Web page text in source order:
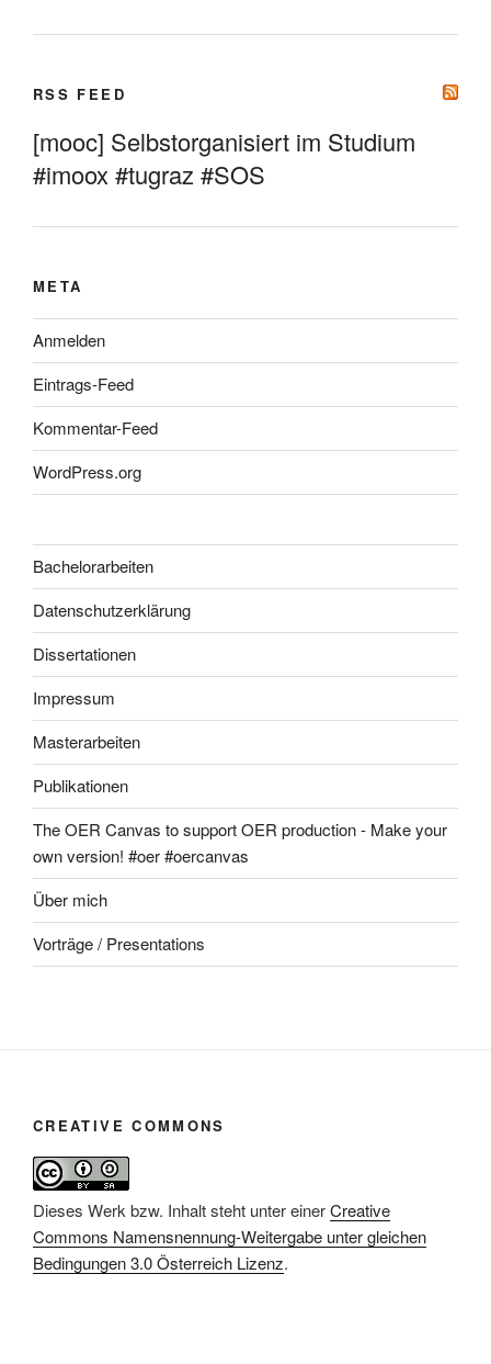
RSS FEED
[mooc] Selbstorganisiert im Studium
#imoox #tugraz #SOS
META
Anmelden
Eintrags-Feed
Kommentar-Feed
WordPress.org
Bachelorarbeiten
Datenschutzerklärung
Dissertationen
Impressum
Masterarbeiten
Publikationen
The OER Canvas to support OER production - Make your
own version! #oer #oercanvas
Über mich
Vorträge / Presentations
CREATIVE COMMONS
Dieses Werk bzw. Inhalt steht unter einerCreative
Commons Namensnennung-Weitergabe unter gleichen
Bedingungen 3.0 Österreich Lizenz.